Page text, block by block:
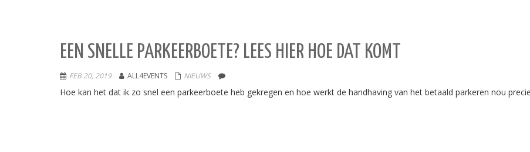
EEN SNELLE PARKEERBOETE? LEES HIER HOE DAT KOMT
FEB 20, 2019 ALL4EVENTS NIEUWS
Hoe kan het dat ik zo snel een parkeerboete heb gekregen en hoe werkt de handhaving van het betaald parkeren nou